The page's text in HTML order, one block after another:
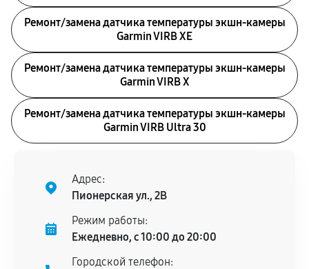
Ремонт/замена датчика температуры экшн-камеры
Garmin VIRB XE
Ремонт/замена датчика температуры экшн-камеры
Garmin VIRB X
Ремонт/замена датчика температуры экшн-камеры
Garmin VIRB Ultra 30
Адрес:
Пионерская ул., 2В
Режим работы:
Ежедневно, с 10:00 до 20:00
Городской телефон: